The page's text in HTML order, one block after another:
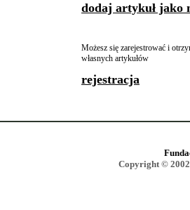
dodaj artykuł jako
Możesz się zarejestrować i
własnych artykułów
rejestracja
Copyright ©